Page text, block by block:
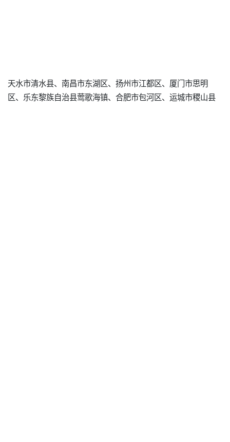
天水市清水县、南昌市东湖区、扬州市江都区、厦门市思明
区、乐东黎族自治县莺歌海镇、合肥市包河区、运城市稷山县